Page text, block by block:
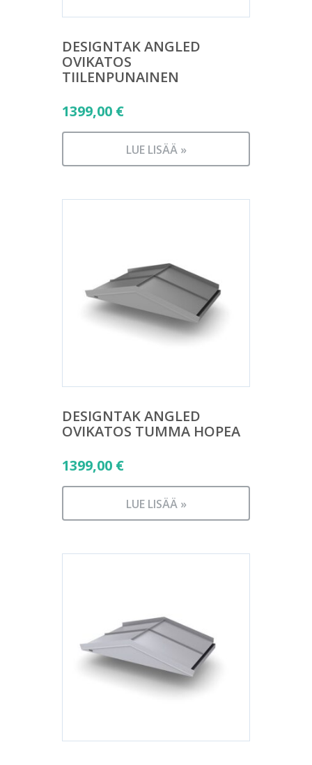
DESIGNTAK ANGLED
OVIKATOS
TIILENPUNAINEN
1399,00 €
LUE LISÄÄ »
DESIGNTAK ANGLED
OVIKATOS TUMMA HOPEA
1399,00 €
LUE LISÄÄ »